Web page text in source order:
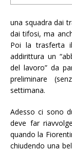
una squadra dai
dai tifosi, ma
Poi la trasferta
addirittura un
del lavoro” da
preliminare
settimana.
Adesso ci sono
deve far
quando la
chiudendo una